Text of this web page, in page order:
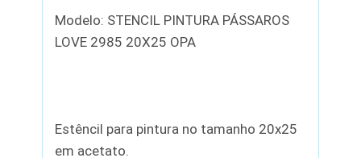
Modelo: STENCIL PINTURA PÁSSAROS
LOVE 2985 20X25 OPA
Estêncil para pintura no tamanho 20x25
em acetato.